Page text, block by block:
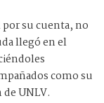
su cuenta, no
llegó en el
como su
UNLV.